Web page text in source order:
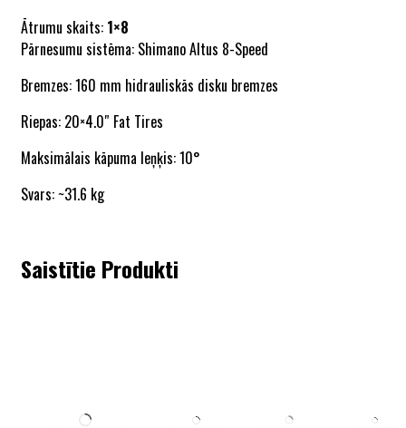
Ātrumu skaits: 1×8
Pārnesumu sistēma: Shimano Altus 8-Speed
Bremzes: 160 mm hidrauliskās disku bremzes
Riepas: 20×4.0″ Fat Tires
Maksimālais kāpuma leņķis: 10°
Svars: ~31.6 kg
Saistītie Produkti